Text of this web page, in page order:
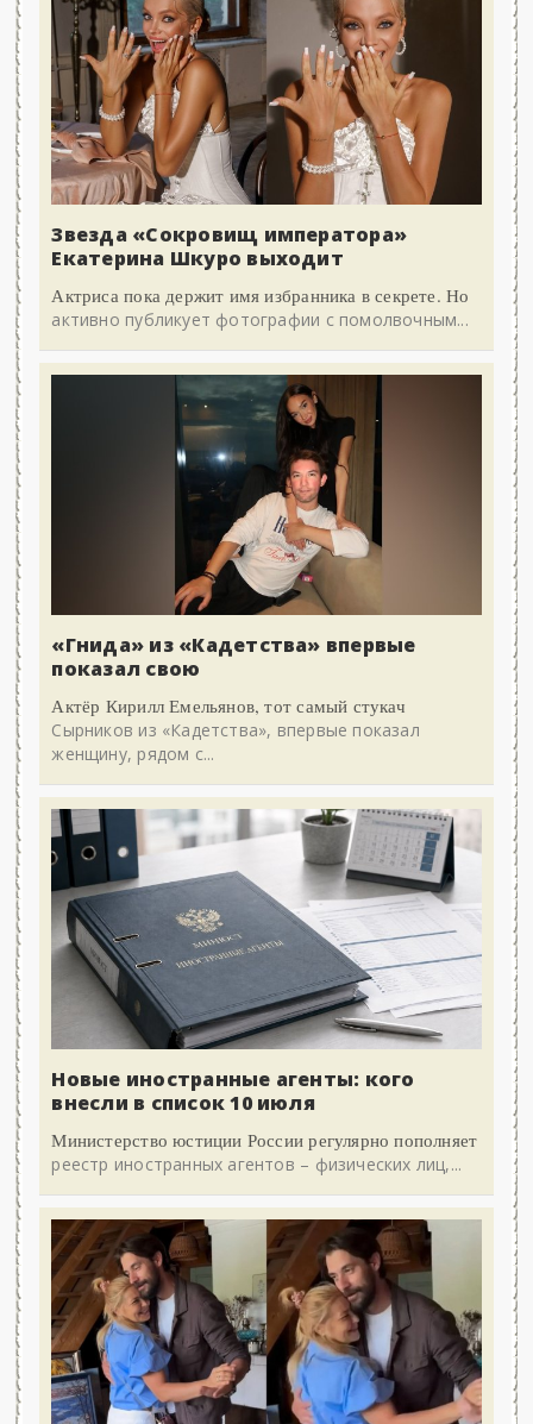
Звезда «Сокровищ императора»
Екатерина Шкуро выходит
Актриса пока держит имя избранника в секрете. Но
активно публикует фотографии с помолвочным...
«Гнида» из «Кадетства» впервые
показал свою
Актёр Кирилл Емельянов, тот самый стукач
Сырников из «Кадетства», впервые показал
женщину, рядом с...
Новые иностранные агенты: кого
внесли в список 10 июля
Министерство юстиции России регулярно пополняет
реестр иностранных агентов – физических лиц,...